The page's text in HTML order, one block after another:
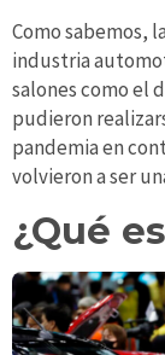
Como sabemos,
industria
salones como el
pudieron
pandemia en
volvieron a ser
¿Qué